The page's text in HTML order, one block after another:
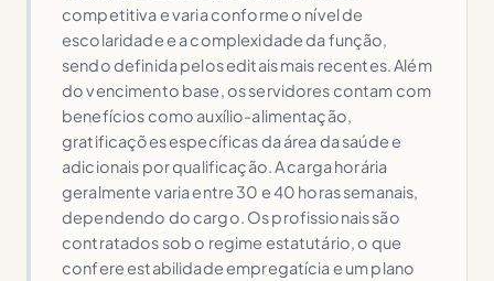
competitiva e varia conforme o nível de
escolaridade e a complexidade da função,
sendo definida pelos editais mais recentes. Além
do vencimento base, os servidores contam com
benefícios como auxílio-alimentação,
gratificações específicas da área da saúde e
adicionais por qualificação. A carga horária
geralmente varia entre 30 e 40 horas semanais,
dependendo do cargo. Os profissionais são
contratados sob o regime estatutário, o que
confere estabilidade empregatícia e um plano